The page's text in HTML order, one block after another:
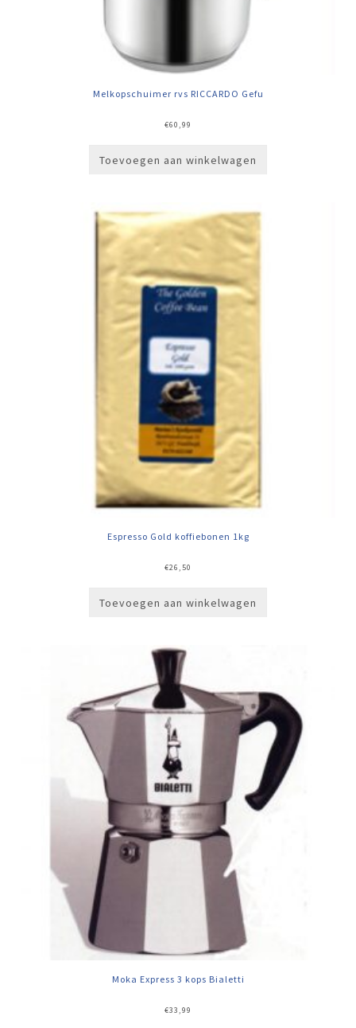
Melkopschuimer rvs RICCARDO Gefu
€60,99
Toevoegen aan winkelwagen
Espresso Gold koffiebonen 1kg
€26,50
Toevoegen aan winkelwagen
Moka Express 3 kops Bialetti
€33,99